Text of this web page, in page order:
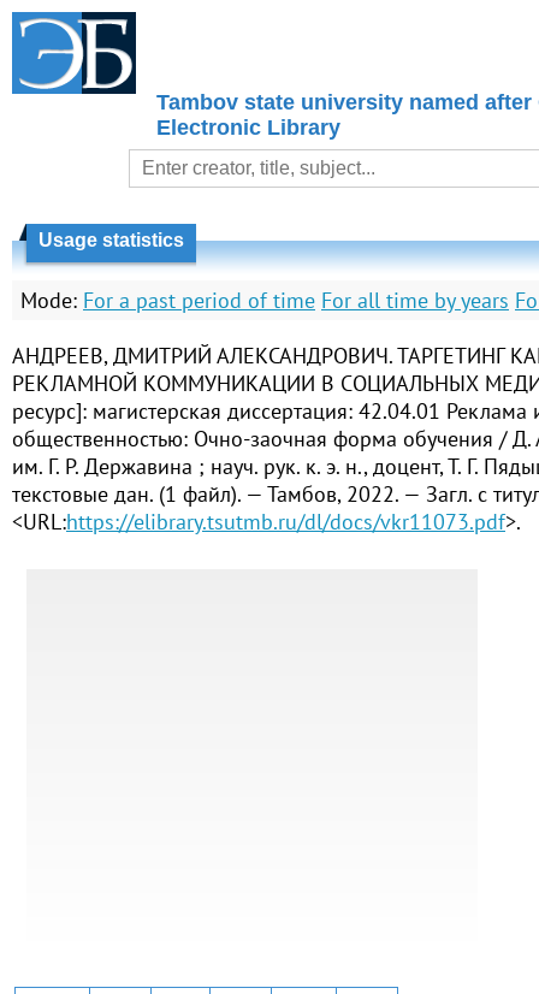
Tambov state university named after
Electronic Library
Usage statistics
Mode: For a past period of time For all time by years
АНДРЕЕВ, ДМИТРИЙ АЛЕКСАНДРОВИЧ. ТАРГЕТИНГ
РЕКЛАМНОЙ КОММУНИКАЦИИ В СОЦИАЛЬНЫХ
ресурс]: магистерская диссертация: 42.04.01 Реклама
общественностью: Очно-заочная форма обучения /
им. Г. Р. Державина ; науч. рук. к. э. н., доцент, Т. Г.
текстовые дан. (1 файл). — Тамбов, 2022. — Загл. с
<URL:https://elibrary.tsutmb.ru/dl/docs/vkr11073.pdf>.